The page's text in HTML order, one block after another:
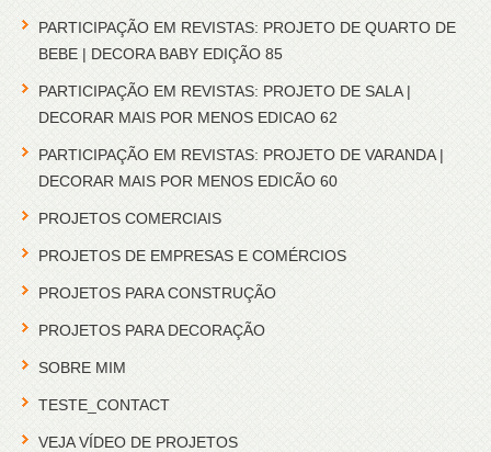
PARTICIPAÇÃO EM REVISTAS: PROJETO DE QUARTO DE
BEBE | DECORA BABY EDIÇÃO 85
PARTICIPAÇÃO EM REVISTAS: PROJETO DE SALA |
DECORAR MAIS POR MENOS EDICAO 62
PARTICIPAÇÃO EM REVISTAS: PROJETO DE VARANDA |
DECORAR MAIS POR MENOS EDICÃO 60
PROJETOS COMERCIAIS
PROJETOS DE EMPRESAS E COMÉRCIOS
PROJETOS PARA CONSTRUÇÃO
PROJETOS PARA DECORAÇÃO
SOBRE MIM
TESTE_CONTACT
VEJA VÍDEO DE PROJETOS